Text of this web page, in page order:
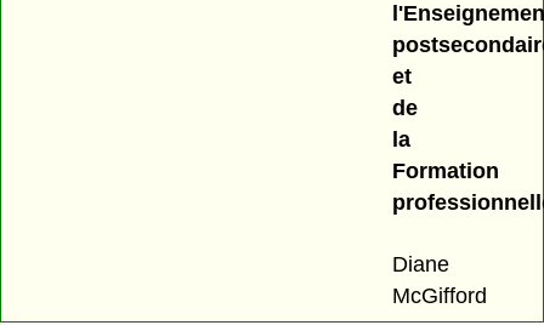
et
de
la
Formation
Diane
McGifford